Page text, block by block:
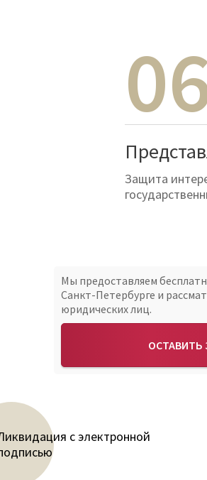
Защита
Мы предоставляем
Санкт-Петербурге и
юридических лиц.
ОСТАВИТЬ
с электронной